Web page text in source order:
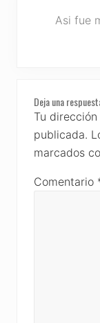
Asi fue
Reader
Deja una
Tu
publicada.
marcados
Comentario